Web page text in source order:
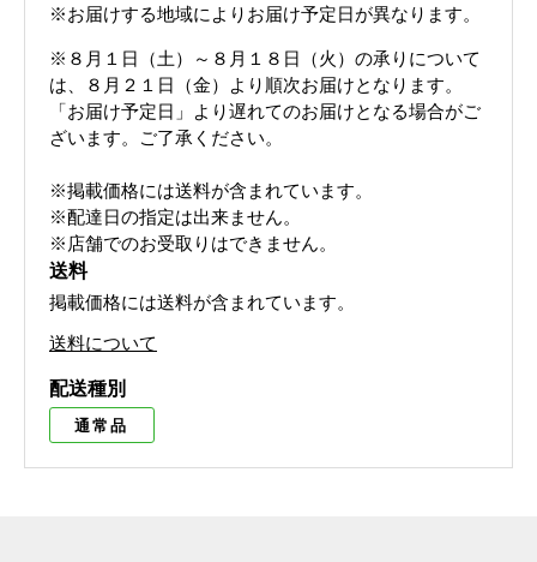
※お届けする地域によりお届け予定日が異なります。
※８月１日（土）～８月１８日（火）の承りについて
は、８月２１日（金）より順次お届けとなります。
「お届け予定日」より遅れてのお届けとなる場合がご
ざいます。ご了承ください。
※掲載価格には送料が含まれています。
※配達日の指定は出来ません。
※店舗でのお受取りはできません。
送料
掲載価格には送料が含まれています。
送料について
配送種別
通常品